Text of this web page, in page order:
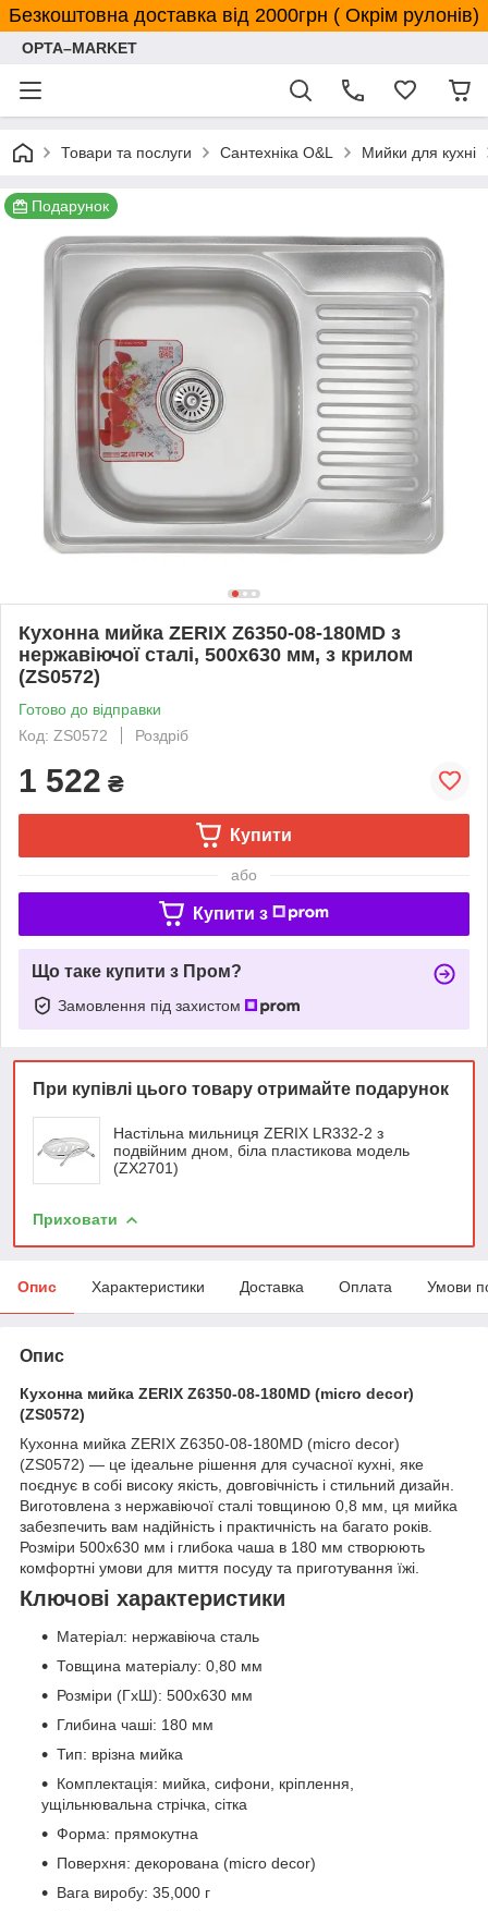
Безкоштовна доставка від 2000грн ( Окрім рулонів)
OPTA–MARKET
Товари та послуги Сантехніка O&L Мийки для кухні
Подарунок
Кухонна мийка ZERIX Z6350-08-180MD з
нержавіючої сталі, 500х630 мм, з крилом
(ZS0572)
Готово до відправки
Код: ZS0572
Роздріб
1 522 ₴
Купити
або
Купити з
Що таке купити з Пром?
Замовлення під захистом
При купівлі цього товару отримайте подарунок
Настільна мильниця ZERIX LR332-2 з
подвійним дном, біла пластикова модель
(ZX2701)
Приховати
Опис Характеристики Доставка Оплата Умови
Опис
Кухонна мийка ZERIX Z6350-08-180MD (micro decor)
(ZS0572)
Кухонна мийка ZERIX Z6350-08-180MD (micro decor)
(ZS0572) — це ідеальне рішення для сучасної кухні, яке
поєднує в собі високу якість, довговічність і стильний дизайн.
Виготовлена з нержавіючої сталі товщиною 0,8 мм, ця мийка
забезпечить вам надійність і практичність на багато років.
Розміри 500х630 мм і глибока чаша в 180 мм створюють
комфортні умови для миття посуду та приготування їжі.
Ключові характеристики
Матеріал: нержавіюча сталь
Товщина матеріалу: 0,80 мм
Розміри (ГxШ): 500х630 мм
Глибина чаші: 180 мм
Тип: врізна мийка
Комплектація: мийка, сифони, кріплення,
ущільнювальна стрічка, сітка
Форма: прямокутна
Поверхня: декорована (micro decor)
Вага виробу: 35,000 г